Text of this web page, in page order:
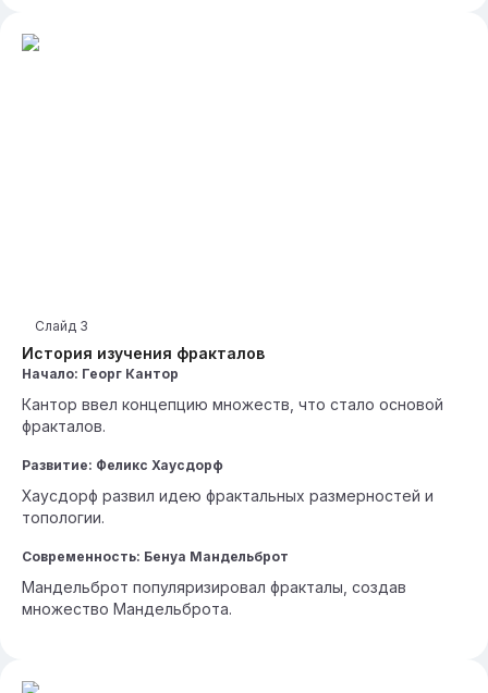
История изучения фракталов
Слайд 3
Начало: Георг Кантор
Кантор ввел концепцию множеств, что стало основой
фракталов.
Развитие: Феликс Хаусдорф
Хаусдорф развил идею фрактальных размерностей и
топологии.
Современность: Бенуа Мандельброт
Мандельброт популяризировал фракталы, создав
множество Мандельброта.